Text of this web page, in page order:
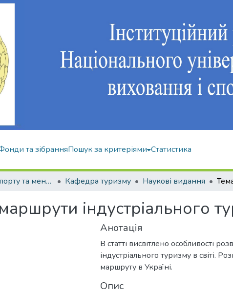
та зібранняПошук за критеріями Статистика
Факультет спорту та менеджменту Кафедра туризму Наукові видання
індустріального
Анотація
В статті висвітлено особливості
індустріального туризму в світі.
маршруту в Україні.
Опис